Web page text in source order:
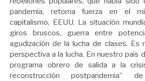
pandemia, retoma fuerza en el
capitalismo, EEUU. La situación
giros bruscos, guerra entre
agudización de la lucha de clases. Es
perspectiva a la lucha. En nuestro país
programa obrero de salida a la
reconstrucción postpandemia”